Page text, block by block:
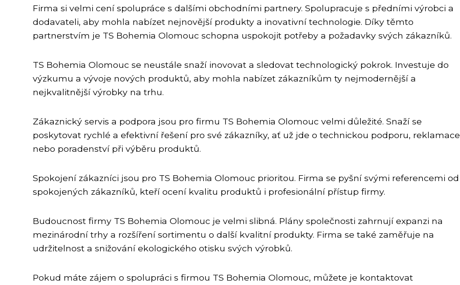
Firma si velmi cení spolupráce s dalšími obchodními partnery. Spolupracuje s předními výrobci a
dodavateli, aby mohla nabízet nejnovější produkty a inovativní technologie. Díky těmto
partnerstvím je TS Bohemia Olomouc schopna uspokojit potřeby a požadavky svých zákazníků.
TS Bohemia Olomouc se neustále snaží inovovat a sledovat technologický pokrok. Investuje do
výzkumu a vývoje nových produktů, aby mohla nabízet zákazníkům ty nejmodernější a
nejkvalitnější výrobky na trhu.
Zákaznický servis a podpora jsou pro firmu TS Bohemia Olomouc velmi důležité. Snaží se
poskytovat rychlé a efektivní řešení pro své zákazníky, ať už jde o technickou podporu, reklamace
nebo poradenství při výběru produktů.
Spokojení zákazníci jsou pro TS Bohemia Olomouc prioritou. Firma se pyšní svými referencemi od
spokojených zákazníků, kteří ocení kvalitu produktů i profesionální přístup firmy.
Budoucnost firmy TS Bohemia Olomouc je velmi slibná. Plány společnosti zahrnují expanzi na
mezinárodní trhy a rozšíření sortimentu o další kvalitní produkty. Firma se také zaměřuje na
udržitelnost a snižování ekologického otisku svých výrobků.
Pokud máte zájem o spolupráci s firmou TS Bohemia Olomouc, můžete je kontaktovat